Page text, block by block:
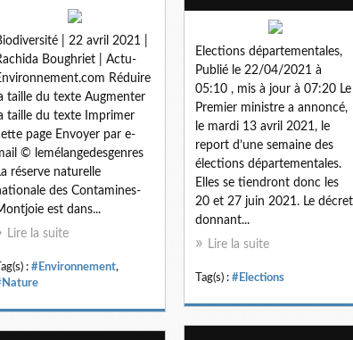
Elections départementales,
Publié le 22/04/2021 à
05:10 , mis à jour à 07:20 Le
Premier ministre a annoncé,
le mardi 13 avril 2021, le
report d’une semaine des
élections départementales.
Elles se tiendront donc les
20 et 27 juin 2021. Le décret
donnant...
Lire la suite
Tag(s) : #Elections
| 22 avril 2021 |
Boughriet | Actu-
Réduire
taille du texte Augmenter
taille du texte Imprimer
page Envoyer par e-
© lemélangedesgenres
réserve naturelle
des Contamines-
est dans...
Lire la suite
Tag(s) : #Environnement,